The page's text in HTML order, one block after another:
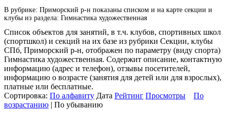
В рубрике: Приморский р-н показаны списком и на карте секции и
клубы из раздела: Гимнастика художественная
Список объектов для занятий, в т.ч. клубов, спортивных школ
(спортшкол) и секций на их базе из рубрики Секции, клубы
СПб, Приморский р-н, отображен по параметру (виду спорта)
Гимнастика художественная. Содержит описание, контактную
информацию (адрес и телефон), отзывы посетителей,
информацию о возрасте (занятия для детей или для взрослых),
платные или бесплатные.
Сортировка: По алфавиту Дата Рейтинг Просмотры
По
возрастанию | По убыванию